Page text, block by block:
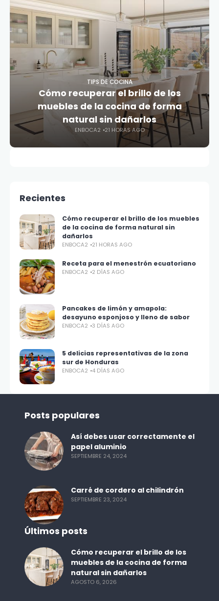
TIPS DE COCINA
Cómo recuperar el brillo de los
muebles de la cocina de forma
natural sin dañarlos
ENBOCA2 21 HORAS AGO
Recientes
Cómo recuperar el brillo de los muebles
de la cocina de forma natural sin
dañarlos
ENBOCA2 21 HORAS AGO
Receta para el menestrón ecuatoriano
ENBOCA2 2 DÍAS AGO
Pancakes de limón y amapola:
desayuno esponjoso y lleno de sabor
ENBOCA2 3 DÍAS AGO
5 delicias representativas de la zona
sur de Honduras
ENBOCA2 4 DÍAS AGO
Posts populares
Así debes usar correctamente el
papel aluminio
SEPTIEMBRE 24, 2024
Carré de cordero al chilindrón
SEPTIEMBRE 23, 2024
Últimos posts
Cómo recuperar el brillo de los
muebles de la cocina de forma
natural sin dañarlos
AGOSTO 6, 2026